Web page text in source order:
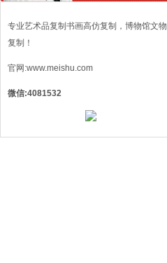
专业艺术品复制书画高仿复制，博物馆文物
复制！
官网:www.meishu.com
微信:4081532